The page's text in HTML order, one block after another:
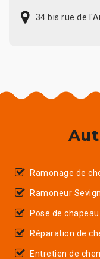
34 bis rue de
Ramonage de
Ramoneur
Pose de
Réparation de
Entretien de